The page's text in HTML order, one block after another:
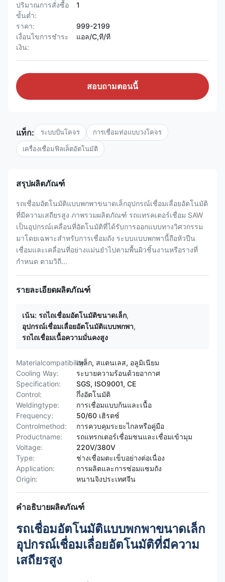
ปริมาณการสั่งซื้อ
ขั้นต่ำ:
1
ราคา:
999-2199
เงื่อนไขการชำระ
เงิน:
แอล/C,ที/ที
สอบถามตอนนี้
แท็ก: ระบบปั่นโคจร การเชื่อมท่อแบบวงโคจร
เครื่องเชื่อมฟิลเล็ตอัตโนมัติ
สรุปผลิตภัณฑ์
รถเชื่อมอัตโนมัติแบบพกพาขนาดเล็กอุปกรณ์เชื่อมเลื่อยอัตโนมัติ
ที่มีความเสถียรสูง ภาพรวมผลิตภัณฑ์ รถแทรคเตอร์เชื่อม SAW
เป็นอุปกรณ์เคลื่อนที่อัตโนมัติที่ได้รับการออกแบบทางวิศวกรรม
มาโดยเฉพาะสำหรับการเชื่อมถัง ระบบแบบพกพานี้ถือหัวปืน
เชื่อมและเคลื่อนที่อย่างแม่นยำไปตามพื้นผิวชิ้นงานหรือรางที่
กำหนด ตามวิถี...
รายละเอียดผลิตภัณฑ์
เน้น: รถไถเชื่อมอัตโนมัติขนาดเล็ก,
อุปกรณ์เชื่อมเลื่อยอัตโนมัติแบบพกพา,
รถไถเชื่อมเนื้อความมั่นคงสูง
Materialcompatibility:เหล็ก, สแตนเลส, อลูมิเนียม
Cooling Way:
ระบายความร้อนด้วยอากาศ
Specification:
SGS, ISO9001, CE
Control:
กึ่งอัตโนมัติ
Weldingtype:
การเชื่อมแบบก้นและเนื้อ
Frequency:
50/60 เฮิรตซ์
Controlmethod:
การควบคุมระยะไกลหรือคู่มือ
Productname:
รถแทรกเตอร์เชื่อมชนและเชื่อมเข้ามุม
Voltage:
220V/380V
Type:
ช่างเชื่อมตะเข็บอย่างต่อเนื่อง
Application:
การผลิตและการซ่อมแซมถัง
Origin:
หนานจิงประเทศจีน
คำอธิบายผลิตภัณฑ์
รถเชื่อมอัตโนมัติแบบพกพาขนาดเล็ก
อุปกรณ์เชื่อมเลื่อยอัตโนมัติที่มีความ
เสถียรสูง